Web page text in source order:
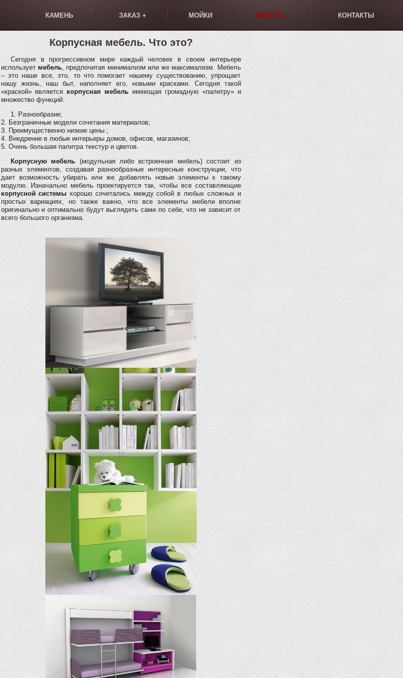
КАМЕНЬ ЗАКАЗ + МОЙКИ МЕБЕЛЬ КОНТАКТЫ
Корпусная мебель. Что это?
Сегодня в прогрессивном мире каждый человек в своем интерьере
использует мебель, предпочитая минимализм или же максимализм. Мебель
– это наше все, это, то что помогает нашему существованию, упрощает
нашу жизнь, наш быт, наполняет его, новыми красками. Сегодня такой
«краской» являетсякорпусная мебельимеющая громадную «палитру» и
множество функций:
1. Разнообразие;
2. Безграничные модели сочетания материалов;
3. Преимущественно низкие цены ;
4. Внедрение в любые интерьеры домов, офисов, магазинов;
5. Очень большая палитра текстур и цветов.
Корпусную мебель(модульная либо встроенная мебель) состоит из
разных элементов, создавая разнообразные интересные конструкции, что
дает возможность убирать или же добавлять новые элементы к такому
модулю. Изначально мебель проектируется так, чтобы все составляющие
корпусной системыхорошо сочетались между собой в любых сложных и
простых вариациях, но также важно, что все элементы мебели вполне
оригинально и оптимально будут выглядеть сами по себе, что не зависит от
всего большого организма.